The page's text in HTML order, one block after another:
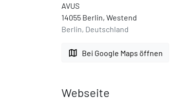
AVUS
14055 Berlin, Westend
Berlin, Deutschland
map Bei Google Maps öffnen
Webseite